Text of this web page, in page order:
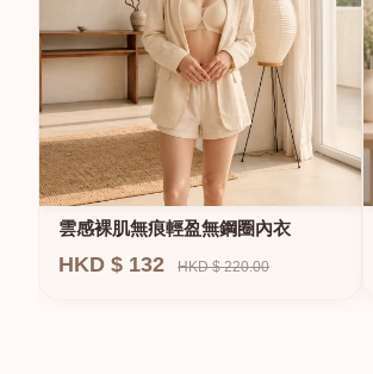
雲感裸肌無痕輕盈無鋼圈內衣
HKD $ 132 HKD $ 220.00